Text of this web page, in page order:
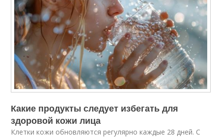
Какие продукты следует избегать для
здоровой кожи лица
Клетки кожи обновляются регулярно каждые 28 дней. С